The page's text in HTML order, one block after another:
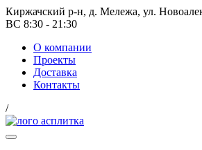
Киржачский р-н, д. Мележа, ул.
ВС 8:30 - 21:30
О компании
Проекты
Доставка
Контакты
/